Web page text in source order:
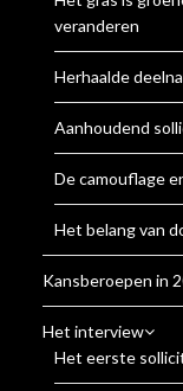
veranderen
Herhaalde
Aanhoudend
De camouflage
Het belang van
Kansberoepen in
Het interview
Het eerste